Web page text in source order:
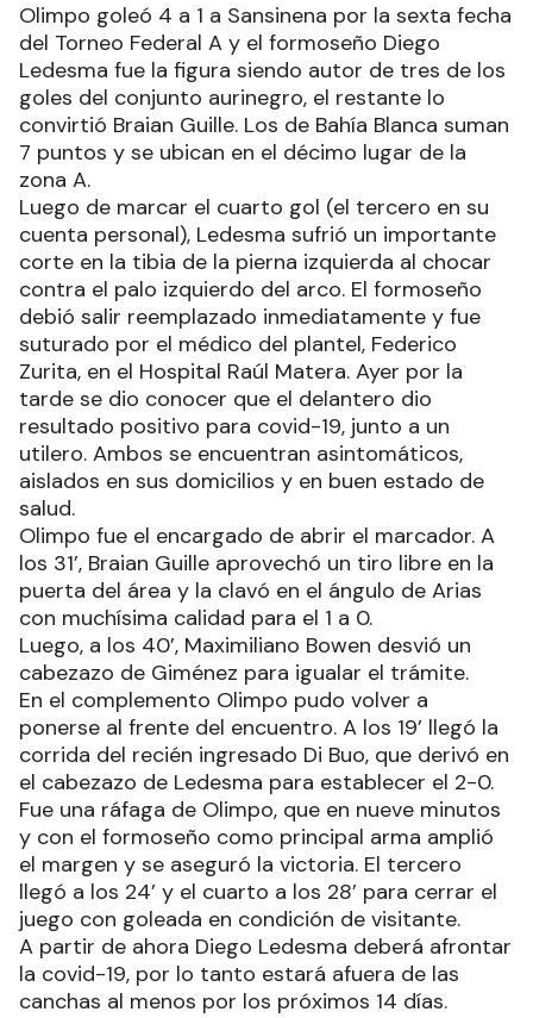
Olimpo goleó 4 a 1 a Sansinena por la sexta fecha
del Torneo Federal A y el formoseño Diego
Ledesma fue la figura siendo autor de tres de los
goles del conjunto aurinegro, el restante lo
convirtió Braian Guille. Los de Bahía Blanca suman
7 puntos y se ubican en el décimo lugar de la
zona A.
Luego de marcar el cuarto gol (el tercero en su
cuenta personal), Ledesma sufrió un importante
corte en la tibia de la pierna izquierda al chocar
contra el palo izquierdo del arco. El formoseño
debió salir reemplazado inmediatamente y fue
suturado por el médico del plantel, Federico
Zurita, en el Hospital Raúl Matera. Ayer por la
tarde se dio conocer que el delantero dio
resultado positivo para covid-19, junto a un
utilero. Ambos se encuentran asintomáticos,
aislados en sus domicilios y en buen estado de
salud.
Olimpo fue el encargado de abrir el marcador. A
los 31’, Braian Guille aprovechó un tiro libre en la
puerta del área y la clavó en el ángulo de Arias
con muchísima calidad para el 1 a 0.
Luego, a los 40’, Maximiliano Bowen desvió un
cabezazo de Giménez para igualar el trámite.
En el complemento Olimpo pudo volver a
ponerse al frente del encuentro. A los 19’ llegó la
corrida del recién ingresado Di Buo, que derivó en
el cabezazo de Ledesma para establecer el 2-0.
Fue una ráfaga de Olimpo, que en nueve minutos
y con el formoseño como principal arma amplió
el margen y se aseguró la victoria. El tercero
llegó a los 24’ y el cuarto a los 28’ para cerrar el
juego con goleada en condición de visitante.
A partir de ahora Diego Ledesma deberá afrontar
la covid-19, por lo tanto estará afuera de las
canchas al menos por los próximos 14 días.